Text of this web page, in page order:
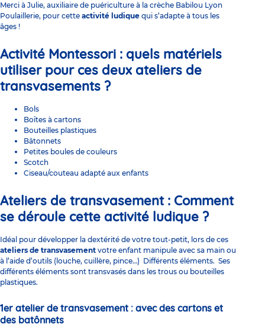
Merci à Julie, auxiliaire de puériculture à la crèche Babilou Lyon
Poulaillerie, pour cette activité ludique qui s’adapte à tous les
âges !
Activité Montessori : quels matériels
utiliser pour ces deux ateliers de
transvasements ?
Bols
Boîtes à cartons
Bouteilles plastiques
Bâtonnets
Petites boules de couleurs
Scotch
Ciseau/couteau adapté aux enfants
Ateliers de transvasement : Comment
se déroule cette activité ludique ?
Idéal pour développer la dextérité de votre tout-petit, lors de ces
ateliers de transvasement votre enfant manipule avec sa main ou
à l’aide d’outils (louche, cuillère, pince…) Différents éléments. Ses
différents éléments sont transvasés dans les trous ou bouteilles
plastiques.
1er atelier de transvasement : avec des cartons et
des batônnets